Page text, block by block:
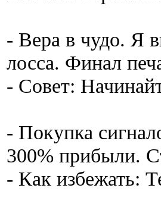
- Вера в чудо. Я
лосса. Финал
- Совет:
- Покупка
300% прибыли.
- Как избежать: